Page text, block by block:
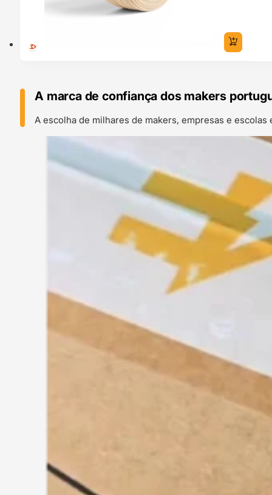
A marca de confiança dos makers
A escolha de milhares de makers, empresas e escolas